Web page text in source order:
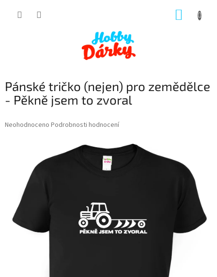
Pánské tričko (nejen) pro zemědělce
- Pěkně jsem to zvoral
Průměrné
hvězdiček.
Neohodnoceno Podrobnosti hodnocení